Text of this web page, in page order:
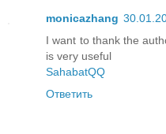
monicazhang
I want to thank the
is very useful
SahabatQQ
Ответить